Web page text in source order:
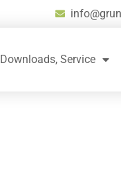
Downloads, Service